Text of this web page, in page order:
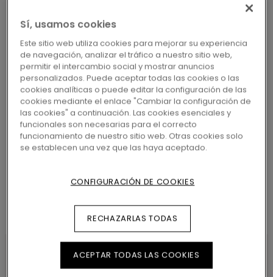
LOCALICE SU DISTRIBUIDOR
MÁS CERCANO
BUSCAR
Sí, usamos cookies
Este sitio web utiliza cookies para mejorar su experiencia
de navegación, analizar el tráfico a nuestro sitio web,
permitir el intercambio social y mostrar anuncios
personalizados. Puede aceptar todas las cookies o las
cookies analíticas o puede editar la configuración de las
cookies mediante el enlace "Cambiar la configuración de
las cookies" a continuación. Las cookies esenciales y
funcionales son necesarias para el correcto
funcionamiento de nuestro sitio web. Otras cookies solo
se establecen una vez que las haya aceptado.
CONFIGURACIÓN DE COOKIES
RECHAZARLAS TODAS
ACEPTAR TODAS LAS COOKIES